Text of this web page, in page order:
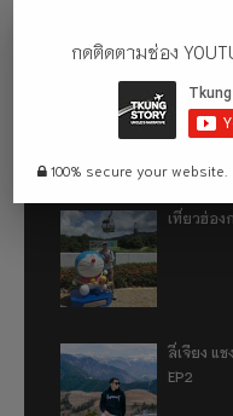
เที่ยวฮ่องก
เที่ยวฮ่อง
ลี่เจียง แ
EP2
กดติดตามช่อง
100% secure your website.